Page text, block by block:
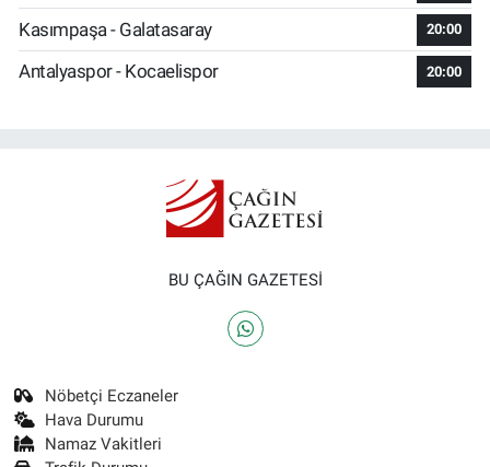
Kasımpaşa - Galatasaray 20:00
Antalyaspor - Kocaelispor 20:00
BU ÇAĞIN GAZETESİ
Nöbetçi Eczaneler
Hava Durumu
Namaz Vakitleri